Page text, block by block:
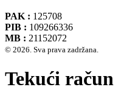
PAK : 125708
PIB : 109266336
MB : 21152072
© 2026. Sva prava zadržana.
Tekući račun